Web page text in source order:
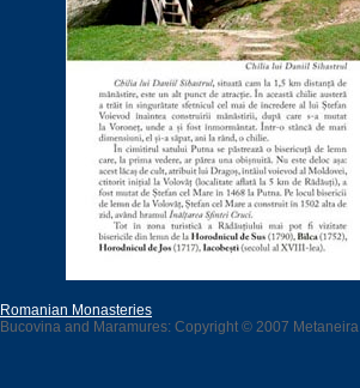
Romanian Monasteries
Bucovina and Maramures: Copyright © 2007 Metaneira